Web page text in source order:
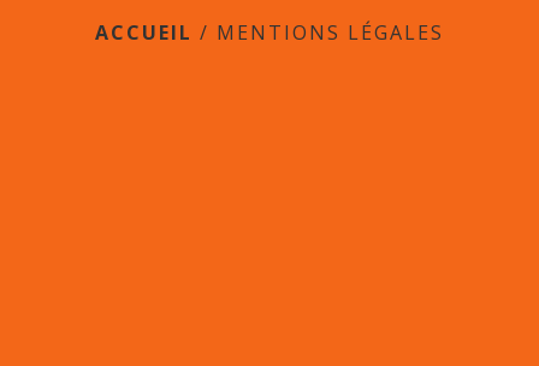
ACCUEIL / MENTIONS LÉGALES